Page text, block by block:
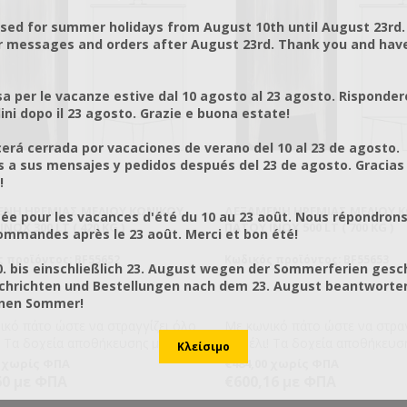
καταλληλότητας για
τροφίμων η οποία
χάλυβα ΙΝΟΧ σειράς 304
πλύσιμο ή καθαρισμό τους θα
θα θαμπώσουν την επιφάνειά
να καθαρίσετε τα δοχεία
να χρησιμοποιήσετε σαπούνι
1 ½'' και 2''. Με καπάκι
χερούλι.
ΗΡΕΜΊΑΣ ΜΕΛΙΟΎ ΚΩΝΙΚΟΎ
300 LT ( 420 KG )
πάτο ώστε να στραγγίζει όλο
ΔΕΞΑΜΕΝΉ ΗΡΕΜΊΑΣ ΜΕΛΙΟΎ
ΠΆΤΟΥ INOX 500 LT ( 700 KG )
Με κωνικό πάτο ώστε να
το μέλι! Τα δοχεία αποθήκευσης μελιού
που προμηθεύουμε είναι
€484,00 χωρίς ΦΠΑ
for summer holidays from August 10th until August
messages and orders after August 23rd. Thank you and
per le vacanze estive dal 10 agosto al 23 agosto.
dopo il 23 agosto. Grazie e buona estate!
cerrada por vacaciones de verano del 10 al 23 de agosto.
a sus mensajes y pedidos después del 23 de agosto.
pour les vacances d'été du 10 au 23 août. Nous
après le 23 août. Merci et bon été!
bis einschließlich 23. August wegen der Sommerferien
und Bestellungen nach dem 23. August
Sommer!